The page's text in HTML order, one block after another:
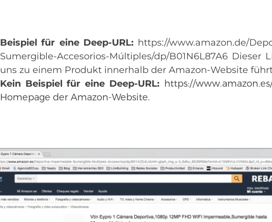
Beispiel für eine Deep-URL: https://www.amazon.de/
Sumergible-Accesorios-Múltiples/dp/B01N6L87A6 Dieser
uns zu einem Produkt innerhalb der Amazon-Website
Kein Beispiel für eine Deep-URL: https://
Homepage der Amazon-Website.